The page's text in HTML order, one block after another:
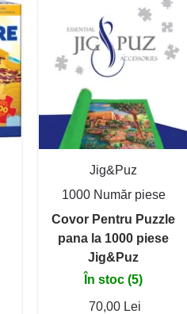
Jig&Puz
1000 Număr piese
Covor Pentru Puzzle
pana la 1000 piese
Jig&Puz
În stoc (5)
70,00 Lei